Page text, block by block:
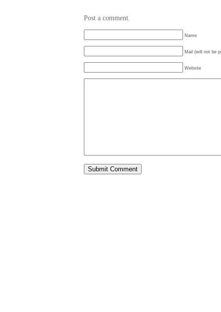
Post a comment.
Name
Mail (will not be
Website